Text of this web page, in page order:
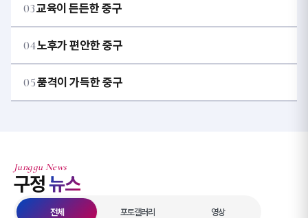
03교육이 든든한 중구
04노후가 편안한 중구
05품격이 가득한 중구
Junggu News
구정뉴스
전체 포토갤러리 영상